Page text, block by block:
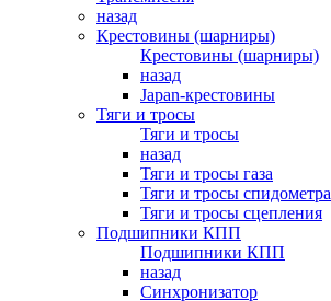
назад
Крестовины (шарниры)
Крестовины (шарниры)
назад
Japan-крестовины
Тяги и тросы
Тяги и тросы
назад
Тяги и тросы газа
Тяги и тросы спидометра
Тяги и тросы сцепления
Подшипники КПП
Подшипники КПП
назад
Синхронизатор